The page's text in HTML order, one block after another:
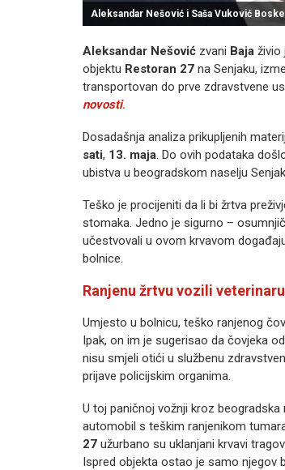
Aleksandar Nešović i Saša Vuković Boske
Aleksandar Nešović zvani Baja živio
objektu Restoran 27 na Senjaku,
transportovan do prve zdravstvene
novosti.
Dosadašnja analiza prikupljenih
sati, 13. maja. Do ovih podataka
ubistva u beogradskom naselju
Teško je procijeniti da li bi žrtva
stomaka. Jedno je sigurno –
učestvovali u ovom krvavom
bolnice.
Ranjenu žrtvu vozili veterinaru
Umjesto u bolnicu, teško ranjenog
Ipak, on im je sugerisao da čovjeka
nisu smjeli otići u službenu
prijave policijskim organima.
U toj paničnoj vožnji kroz beogradska
automobil s teškim ranjenikom
27 užurbano su uklanjani krvavi
Ispred objekta ostao je samo njegov